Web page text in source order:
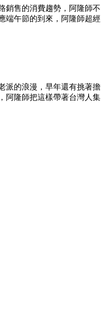
銷售的消費趨勢，阿隆師不
端午節的到來，阿隆師超經
派的浪漫，早年還有挑著擔
阿隆師把這樣帶著台灣人集